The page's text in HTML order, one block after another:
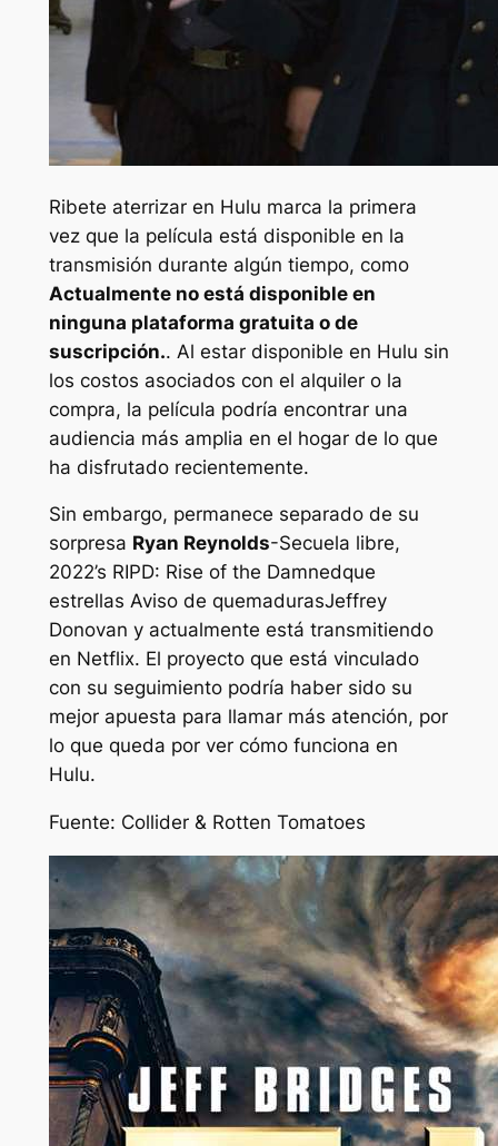
Ribete aterrizar en Hulu marca la primera
vez que la película está disponible en la
transmisión durante algún tiempo, como
Actualmente no está disponible en
ninguna plataforma gratuita o de
suscripción.. Al estar disponible en Hulu sin
los costos asociados con el alquiler o la
compra, la película podría encontrar una
audiencia más amplia en el hogar de lo que
ha disfrutado recientemente.
Sin embargo, permanece separado de su
sorpresa Ryan Reynolds-Secuela libre,
2022’s RIPD: Rise of the Damnedque
estrellas Aviso de quemadurasJeffrey
Donovan y actualmente está transmitiendo
en Netflix. El proyecto que está vinculado
con su seguimiento podría haber sido su
mejor apuesta para llamar más atención, por
lo que queda por ver cómo funciona en
Hulu.
Fuente: Collider & Rotten Tomatoes